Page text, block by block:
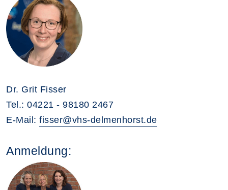
Dr. Grit Fisser
Tel.: 04221 - 98180 2467
E-Mail: fisser@vhs-delmenhorst.de
Anmeldung: